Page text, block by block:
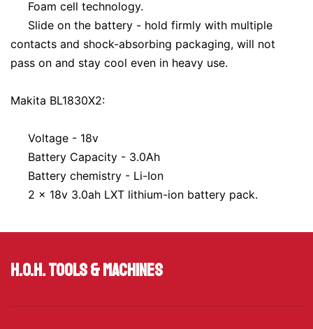
Foam cell technology.
Slide on the battery - hold firmly with multiple
contacts and shock-absorbing packaging, will not
pass on and stay cool even in heavy use.
Makita BL1830X2:
Voltage - 18v
Battery Capacity - 3.0Ah
Battery chemistry - Li-Ion
2 x 18v 3.0ah LXT lithium-ion battery pack.
H.O.H. Tools & Machines